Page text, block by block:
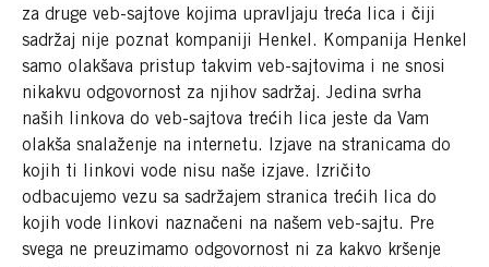
za druge veb-sajtove kojima upravljaju treća lica i čiji
sadržaj nije poznat kompaniji Henkel. Kompanija Henkel
samo olakšava pristup takvim veb-sajtovima i ne snosi
nikakvu odgovornost za njihov sadržaj. Jedina svrha
naših linkova do veb-sajtova trećih lica jeste da Vam
olakša snalaženje na internetu. Izjave na stranicama do
kojih ti linkovi vode nisu naše izjave. Izričito
odbacujemo vezu sa sadržajem stranica trećih lica do
kojih vode linkovi naznačeni na našem veb-sajtu. Pre
svega ne preuzimamo odgovornost ni za kakvo kršenje